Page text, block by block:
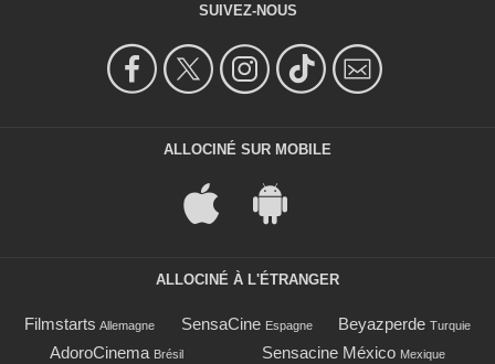
SUIVEZ-NOUS
ALLOCINÉ SUR MOBILE
ALLOCINÉ À L'ÉTRANGER
Filmstarts Allemagne SensaCine Espagne Beyazperde Turquie
AdoroCinema Brésil Sensacine México Mexique